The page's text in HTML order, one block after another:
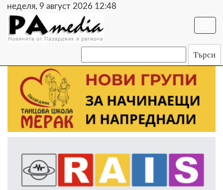
неделя, 9 август 2026 12:48